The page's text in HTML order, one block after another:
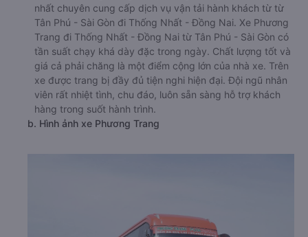
nhất chuyên cung cấp dịch vụ vận tải hành khách từ từ
Tân Phú - Sài Gòn đi Thống Nhất - Đồng Nai. Xe Phương
Trang đi Thống Nhất - Đồng Nai từ Tân Phú - Sài Gòn có
tần suất chạy khá dày đặc trong ngày. Chất lượng tốt và
giá cả phải chăng là một điểm cộng lớn của nhà xe. Trên
xe được trang bị đầy đủ tiện nghi hiện đại. Đội ngũ nhân
viên rất nhiệt tình, chu đáo, luôn sẵn sàng hỗ trợ khách
hàng trong suốt hành trình.
b. Hình ảnh xe Phương Trang